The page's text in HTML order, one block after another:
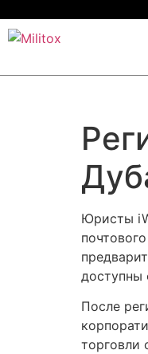
Юристы
доступны
После
торговли